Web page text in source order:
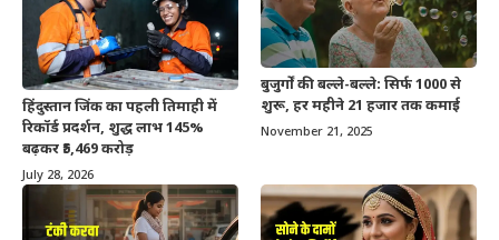
हिंदुस्तान जिंक का पहली तिमाही में
रिकॉर्ड प्रदर्शन, शुद्ध लाभ 145%
बढ़कर ₹5,469 करोड़
July 28, 2026
बुजुर्गों की बल्ले-बल्ले: सिर्फ 1000 से
शुरू, हर महीने 21 हजार तक कमाई
November 21, 2025